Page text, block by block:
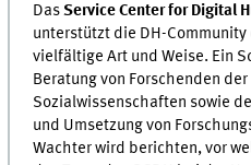
DasService Center for Digital
unterstützt die DH-
vielfältige Art und Weise. Ein
Beratung von Forschenden
Sozialwissenschaften sowie
und Umsetzung von
Wachter wird berichten, vor